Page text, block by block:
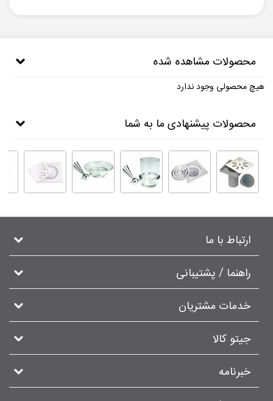
محصولات مشاهده شده
هیچ محصولی وجود ندارد
محصولات پیشنهادی ما به شما
ارتباط با ما
راهنما / پشتیبانی
خدمات مشتریان
جیتو کالا
خبرنامه